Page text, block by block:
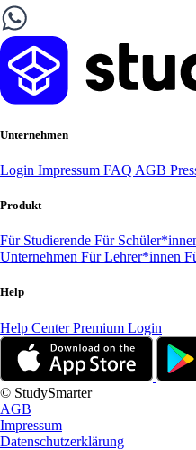
Unternehmen
Login Impressum FAQ AGB
Produkt
Für Studierende Für
Unternehmen Für Lehrer*innen
Help
Help CenterPremium Login
© StudySmarter
AGB
Impressum
Datenschutzerklärung